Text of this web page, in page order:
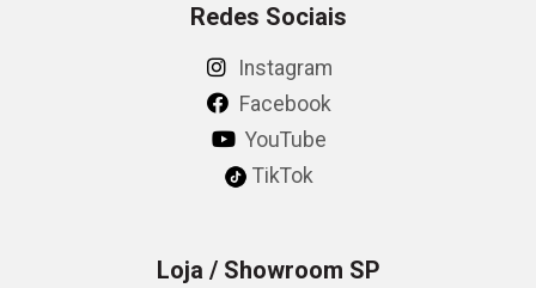
Redes Sociais
Instagram
Facebook
YouTube
TikTok
Loja / Showroom SP